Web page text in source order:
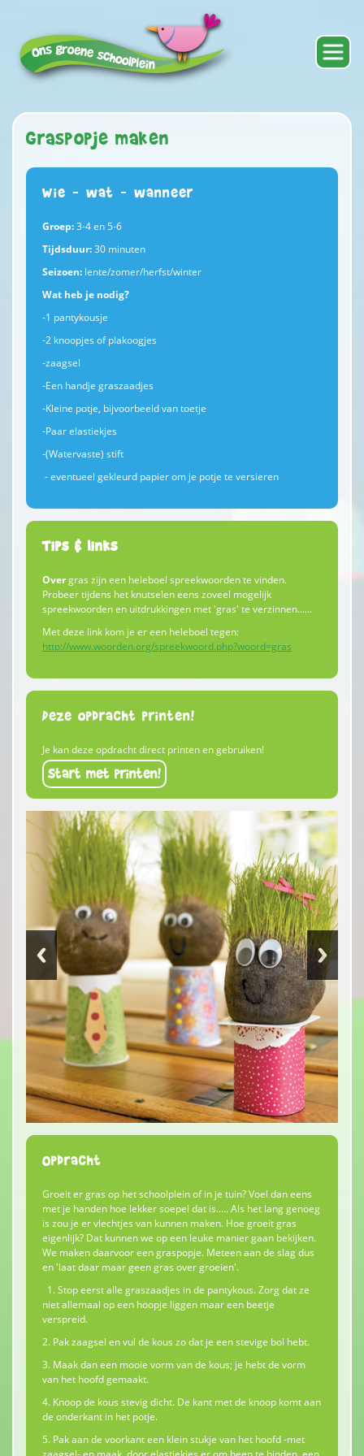
Graspopje maken
Wie – wat – wanneer
Groep:3-4 en 5-6
Tijdsduur:30 minuten
Seizoen: lente/zomer/herfst/winter
Wat heb je nodig?
-1 pantykousje
-2 knoopjes of plakoogjes
-zaagsel
-Een handje graszaadjes
-Kleine potje, bijvoorbeeld van toetje
-Paar elastiekjes
-(Watervaste) stift
- eventueel gekleurd papier om je potje te versieren
Tips & links
Overgras zijn een heleboel spreekwoorden te vinden.
Probeer tijdens het knutselen eens zoveel mogelijk
spreekwoorden en uitdrukkingen met 'gras' te verzinnen......
Met deze link kom je er een heleboel tegen:
http://www.woorden.org/spreekwoord.php?woord=gras
Deze opdracht printen!
Je kan deze opdracht direct printen en gebruiken!
Start met printen!
Opdracht
Groeit er gras op het schoolplein of in je tuin? Voel dan eens
met je handen hoe lekker soepel dat is..... Als het lang genoeg
is zou je er vlechtjes van kunnen maken. Hoe groeit gras
eigenlijk? Dat kunnen we op een leuke manier gaan bekijken.
We maken daarvoor een graspopje. Meteen aan de slag dus
en 'laat daar maar geen gras over groeien'.
1. Stop eerst alle graszaadjes in de pantykous. Zorg dat ze
niet allemaal op een hoopje liggen maar een beetje
verspreid.
2. Pak zaagsel en vul de kous zo dat je een stevige bol hebt.
3. Maak dan een mooie vorm van de kous; je hebt de vorm
van het hoofd gemaakt.
4. Knoop de kous stevig dicht. De kant met de knoop komt aan
de onderkant in het potje.
5. Pak aan de voorkant een klein stukje van het hoofd -met